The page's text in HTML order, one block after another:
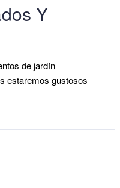
Y
de jardín
estaremos gustosos